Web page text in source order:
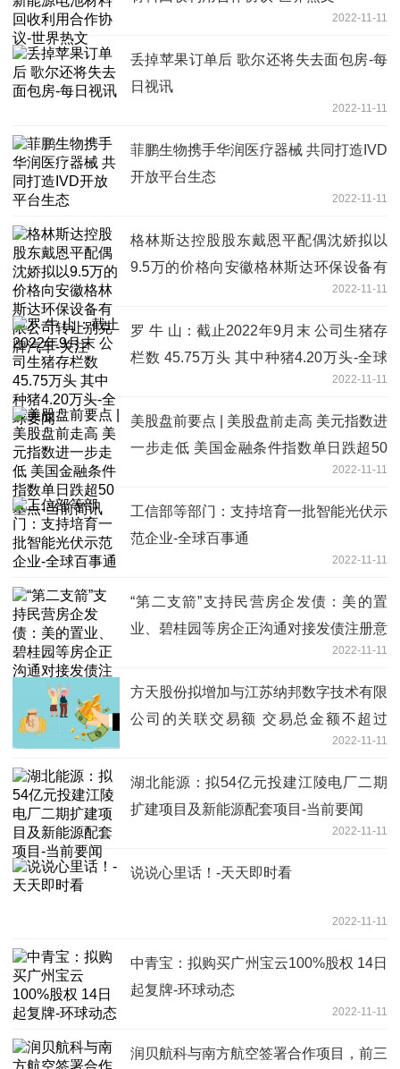
2022-11-11
丢掉苹果订单后 歌尔还将失去面包房-每
日视讯
2022-11-11
菲鹏生物携手华润医疗器械 共同打造IVD
开放平台生态
2022-11-11
格林斯达控股股东戴恩平配偶沈娇拟以
9.5万的价格向安徽格林斯达环保设备有
2022-11-11
罗 牛 山：截止2022年9月末 公司生猪存
栏数 45.75万头 其中种猪4.20万头-全球
2022-11-11
美股盘前要点 | 美股盘前走高 美元指数进
一步走低 美国金融条件指数单日跌超50
2022-11-11
工信部等部门：支持培育一批智能光伏示
范企业-全球百事通
2022-11-11
“第二支箭”支持民营房企发债：美的置
业、碧桂园等房企正沟通对接发债注册意
2022-11-11
方天股份拟增加与江苏纳邦数字技术有限
公司的关联交易额 交易总金额不超过
2022-11-11
湖北能源：拟54亿元投建江陵电厂二期
扩建项目及新能源配套项目-当前要闻
2022-11-11
​说说心里话！-天天即时看
2022-11-11
中青宝：拟购买广州宝云100%股权 14日
起复牌-环球动态
2022-11-11
润贝航科与南方航空签署合作项目，前三